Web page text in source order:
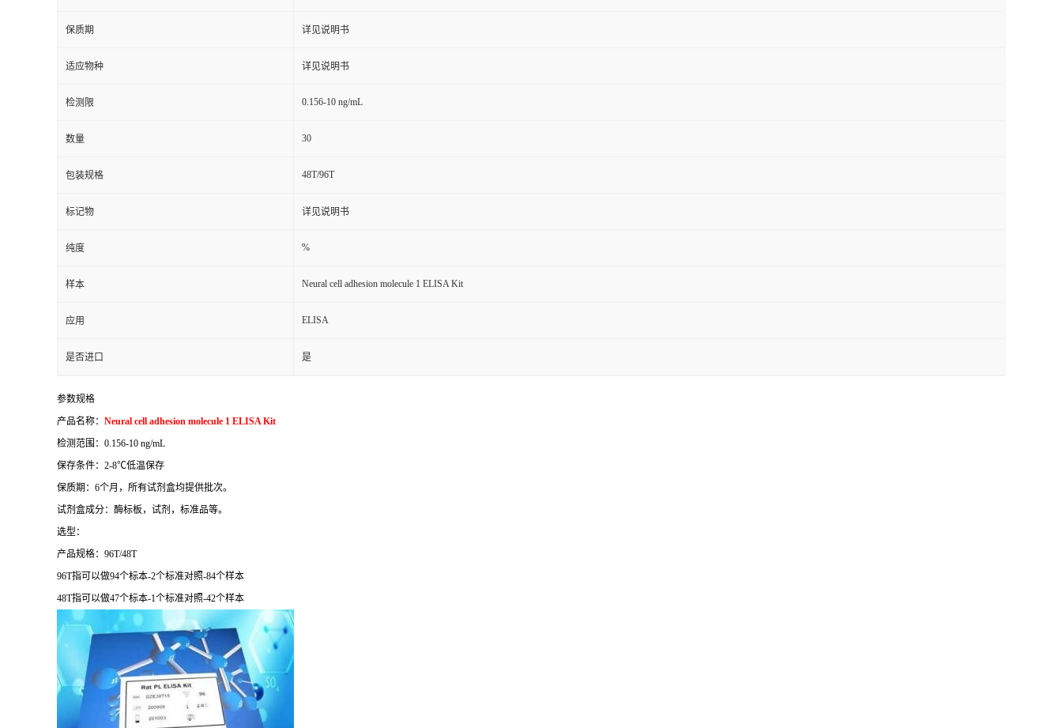
保质期 详见说明书
适应物种 详见说明书
检测限 0.156-10 ng/mL
数量 30
包装规格 48T/96T
标记物 详见说明书
纯度 %
样本 Neural cell adhesion molecule 1 ELISA Kit
应用 ELISA
是否进口 是
参数规格
产品名称： Neural cell adhesion molecule 1 ELISA Kit
检测范围： 0.156-10 ng/mL
保存条件： 2-8℃低温保存
保质期： 6个月，所有试剂盒均提供批次。
试剂盒成分：酶标板，试剂，标准品等。
选型：
产品规格： 96T/48T
96T指可以做94个标本-2个标准对照-84个样本
48T指可以做47个标本-1个标准对照-42个样本